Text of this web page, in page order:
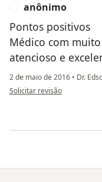
anônimo
Pontos positivos
Médico com
atencioso e
2 de maio de 2016 • Dr.
na opinião do utilizador
Solicitar revisão